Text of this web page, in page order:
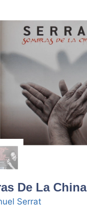
De La China
Serrat